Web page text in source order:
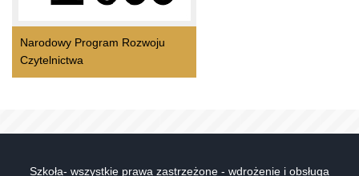
Narodowy Program Rozwoju
Czytelnictwa
Szkoła- wszystkie prawa zastrzeżone - wdrożenie i obsługa